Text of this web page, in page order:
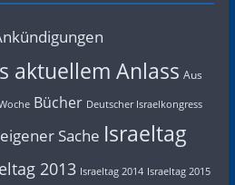
aktuellem Anlass Aus
Bücher Deutscher Israelkongress
Sache Israeltag
2013 Israeltag 2014 Israeltag 2015